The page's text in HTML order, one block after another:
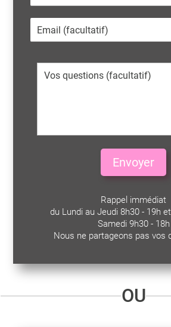
Envoyer
Rappel immédiat
du Lundi au Jeudi 8h30 - 19h
Samedi 9h30 - 18h
Nous ne partageons pas vos
OU